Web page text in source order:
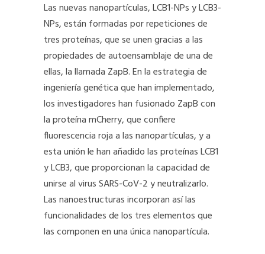
Las nuevas nanopartículas, LCB1-NPs y LCB3-
NPs, están formadas por repeticiones de
tres proteínas, que se unen gracias a las
propiedades de autoensamblaje de una de
ellas, la llamada ZapB. En la estrategia de
ingeniería genética que han implementado,
los investigadores han fusionado ZapB con
la proteína mCherry, que confiere
fluorescencia roja a las nanopartículas, y a
esta unión le han añadido las proteínas LCB1
y LCB3, que proporcionan la capacidad de
unirse al virus SARS-CoV-2 y neutralizarlo.
Las nanoestructuras incorporan así las
funcionalidades de los tres elementos que
las componen en una única nanopartícula.